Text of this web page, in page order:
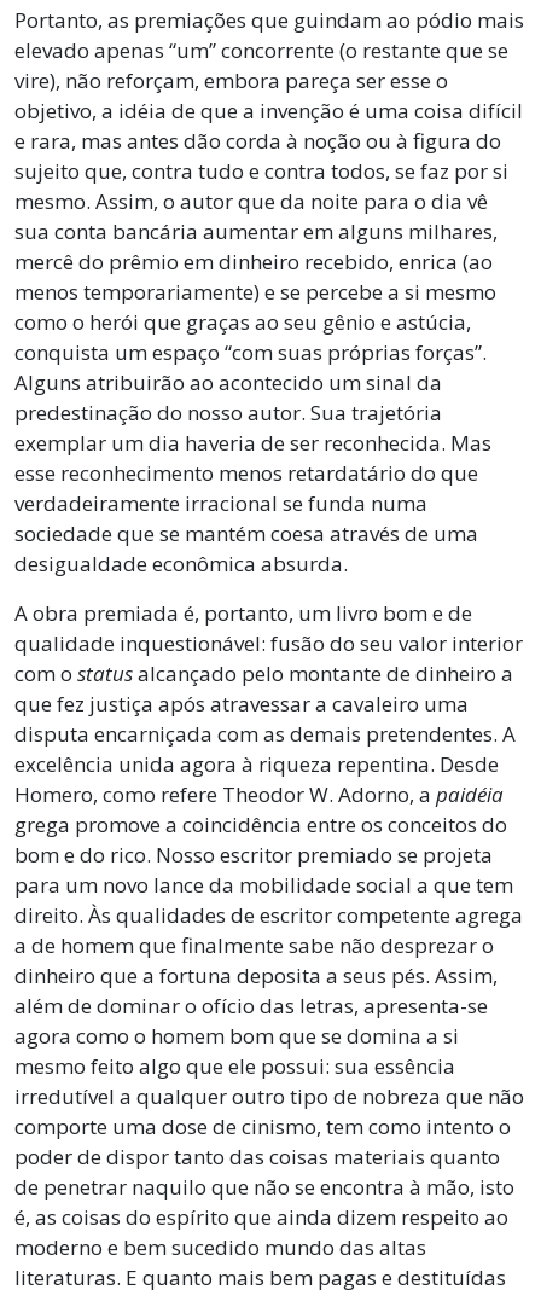
Portanto, as premiações que guindam ao pódio mais
elevado apenas “um” concorrente (o restante que se
vire), não reforçam, embora pareça ser esse o
objetivo, a idéia de que a invenção é uma coisa difícil
e rara, mas antes dão corda à noção ou à figura do
sujeito que, contra tudo e contra todos, se faz por si
mesmo. Assim, o autor que da noite para o dia vê
sua conta bancária aumentar em alguns milhares,
mercê do prêmio em dinheiro recebido, enrica (ao
menos temporariamente) e se percebe a si mesmo
como o herói que graças ao seu gênio e astúcia,
conquista um espaço “com suas próprias forças”.
Alguns atribuirão ao acontecido um sinal da
predestinação do nosso autor. Sua trajetória
exemplar um dia haveria de ser reconhecida. Mas
esse reconhecimento menos retardatário do que
verdadeiramente irracional se funda numa
sociedade que se mantém coesa através de uma
desigualdade econômica absurda.
A obra premiada é, portanto, um livro bom e de
qualidade inquestionável: fusão do seu valor interior
com o statusalcançado pelo montante de dinheiro a
que fez justiça após atravessar a cavaleiro uma
disputa encarniçada com as demais pretendentes. A
excelência unida agora à riqueza repentina. Desde
Homero, como refere Theodor W. Adorno, a paidéia
grega promove a coincidência entre os conceitos do
bom e do rico. Nosso escritor premiado se projeta
para um novo lance da mobilidade social a que tem
direito. Às qualidades de escritor competente agrega
a de homem que finalmente sabe não desprezar o
dinheiro que a fortuna deposita a seus pés. Assim,
além de dominar o ofício das letras, apresenta-se
agora como o homem bom que se domina a si
mesmo feito algo que ele possui: sua essência
irredutível a qualquer outro tipo de nobreza que não
comporte uma dose de cinismo, tem como intento o
poder de dispor tanto das coisas materiais quanto
de penetrar naquilo que não se encontra à mão, isto
é, as coisas do espírito que ainda dizem respeito ao
moderno e bem sucedido mundo das altas
literaturas. E quanto mais bem pagas e destituídas